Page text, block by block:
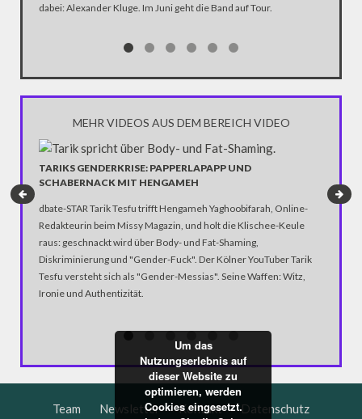
dabei: Alexander Kluge. Im Juni geht die Band auf Tour.
MEHR VIDEOS AUS DEM BEREICH VIDEO
TARIKS GENDERKRISE: PAPPERLAPAPP UND
SCHABERNACK MIT HENGAMEH
dbate-STAR Tarik Tesfu trifft Hengameh Yaghoobifarah, Online-
Redakteurin beim Missy Magazin, und holt die Klischee-Keule
raus: geschnackt wird über Body- und Fat-Shaming,
Diskriminierung und "Gender-Fuck". Der Kölner YouTuber Tarik
Tesfu versteht sich als "Gender-Messias". Seine Waffen: Witz,
Ironie und Authentizität.
GELD-
Team Newsletter Kontakt
Datenschutz
Um das
Nutzungserlebnis auf
dieser Website zu
optimieren, werden
Cookies eingesetzt.